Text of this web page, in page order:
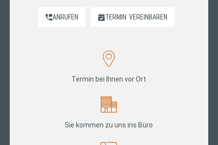
ANRUFEN TERMIN VEREINBAREN
Termin bei Ihnen vor Ort
Sie kommen zu uns ins Büro